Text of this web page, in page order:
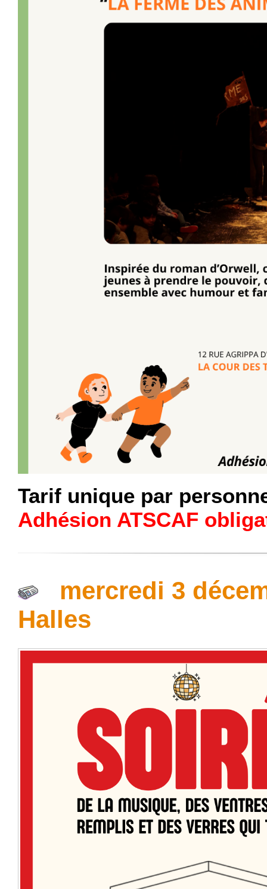
Tarif unique par
Adhésion ATSCAF
mercredi 3
Halles